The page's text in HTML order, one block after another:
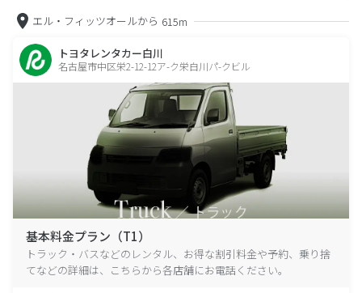
エル・フィッツオールから 615m
トヨタレンタカー白川
名古屋市中区栄2-12-12ア-ク栄白川パ-クビル
基本料金プラン（T1）
トラック・バスなどのレンタル、お得な割引料金や予約、乗り捨
てなどの詳細は、こちらから各店舗にお電話ください。